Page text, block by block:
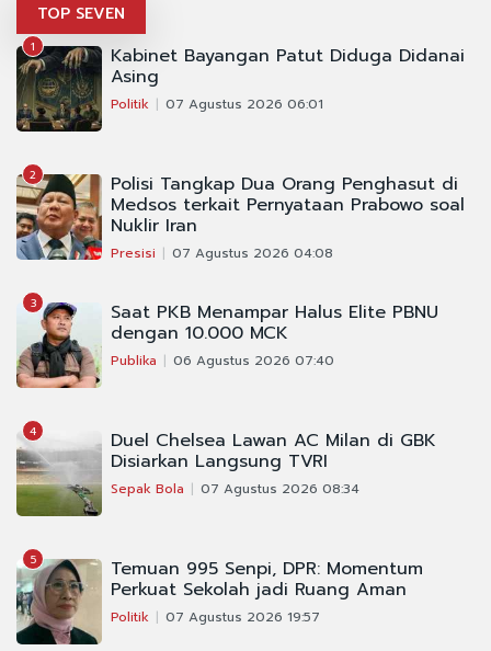
TOP SEVEN
1 Kabinet Bayangan Patut Diduga Didanai
Asing
Politik 07 Agustus 2026 06:01
2 Polisi Tangkap Dua Orang Penghasut di
Medsos terkait Pernyataan Prabowo soal
Nuklir Iran
Presisi 07 Agustus 2026 04:08
3 Saat PKB Menampar Halus Elite PBNU
dengan 10.000 MCK
Publika 06 Agustus 2026 07:40
4 Duel Chelsea Lawan AC Milan di GBK
Disiarkan Langsung TVRI
Sepak Bola 07 Agustus 2026 08:34
5 Temuan 995 Senpi, DPR: Momentum
Perkuat Sekolah jadi Ruang Aman
Politik 07 Agustus 2026 19:57